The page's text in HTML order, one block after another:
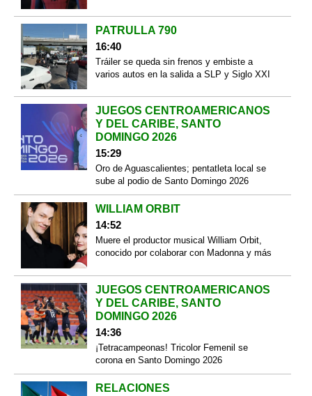
PATRULLA 790
16:40
Tráiler se queda sin frenos y embiste a
varios autos en la salida a SLP y Siglo XXI
JUEGOS CENTROAMERICANOS
Y DEL CARIBE, SANTO
DOMINGO 2026
15:29
Oro de Aguascalientes; pentatleta local se
sube al podio de Santo Domingo 2026
WILLIAM ORBIT
14:52
Muere el productor musical William Orbit,
conocido por colaborar con Madonna y más
JUEGOS CENTROAMERICANOS
Y DEL CARIBE, SANTO
DOMINGO 2026
14:36
¡Tetracampeonas! Tricolor Femenil se
corona en Santo Domingo 2026
RELACIONES